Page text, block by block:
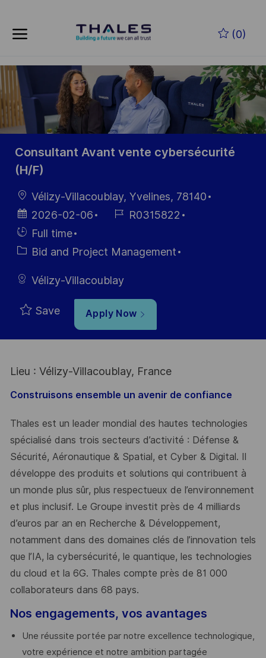
(0)
-
Consultant Avant vente cybersécurité
(H/F)
LocationVélizy-Villacoublay, Yvelines, 78140
Posted
Date
2026-02-06
Job R0315822
Hiring
Type
Full time
CategoryBid and Project Management
Vélizy-Villacoublay
Save Apply Now
Lieu : Vélizy-Villacoublay, France
Construisons ensemble un avenir de confiance
Thales est un leader mondial des hautes technologies
spécialisé dans trois secteurs d’activité : Défense &
Sécurité, Aéronautique & Spatial, et Cyber & Digital. Il
développe des produits et solutions qui contribuent à
un monde plus sûr, plus respectueux de l’environnement
et plus inclusif. Le Groupe investit près de 4 milliards
d’euros par an en Recherche & Développement,
notamment dans des domaines clés de l’innovation tels
que l’IA, la cybersécurité, le quantique, les technologies
du cloud et la 6G. Thales compte près de 81 000
collaborateurs dans 68 pays.
Nos engagements, vos avantages
Une réussite portée par notre excellence technologique,
votre expérience et notre ambition partagée